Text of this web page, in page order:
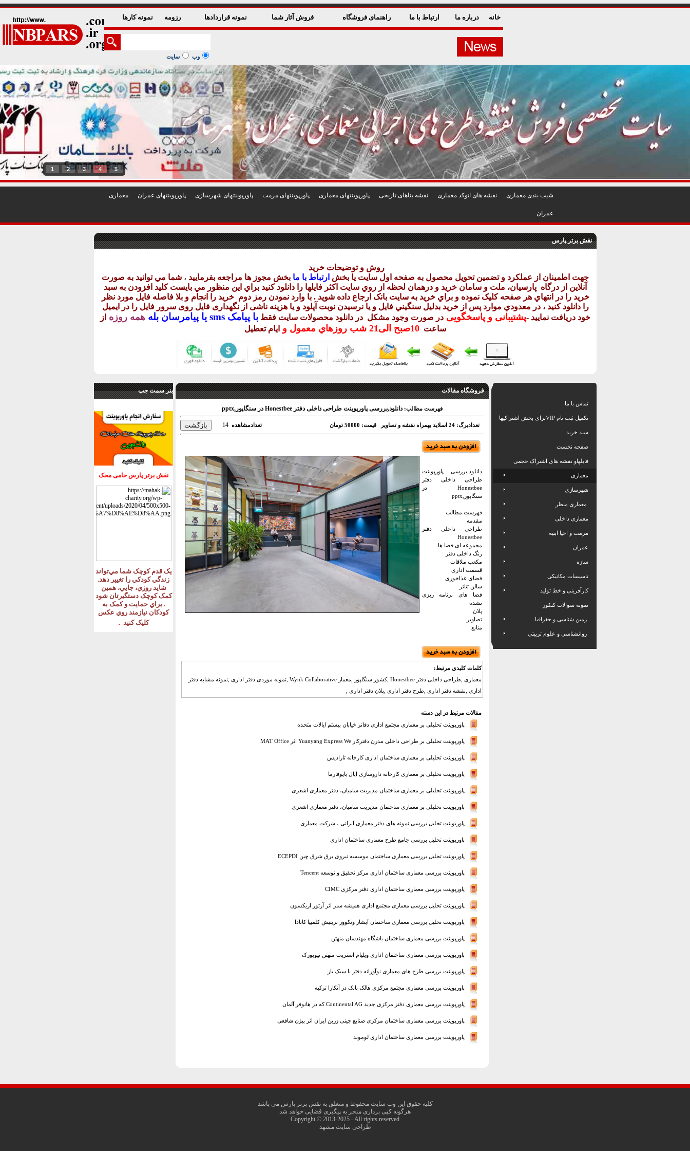
خانه درباره ما ارتباط با ما راهنمای فروشگاه فروش آثار شما نمونه قراردادها رزومه نمونه کارها
وب سایت
1 2 3 4 5
شيت بندی معماری نقشه های اتوکد معماری نقشه بناهای تاريخی پاورپوينتهای معماری پاورپوينتهای مرمت پاورپوينتهای شهرسازی پاورپوينتهای عمران معماری
عمران
نقش برتر پارس
روش و توضيحات خريد
جهت اطمينان از عملکرد و تضمين تحويل محصول به صفحه اول سايت يا بخش ارتباط با ما بخش مجوز ها مراجعه بفرماييد ، شما مي توانيد به صورت
آنلاين از درگاه پارسيان، ملت و سامان خريد و درهمان لحظه از روي سايت اکثر فايلها را دانلود کنيد براي اين منظور مي بايست کليد افزودن به سبد
خريد را در انتهاي هر صفحه کليک نموده و براي خريد به سايت بانک ارجاع داده شويد . با وارد نمودن رمز دوم خريد را انجام و بلا فاصله فايل مورد نظر
را دانلود کنيد ، در معدودي موارد پس از خريد بدليل سنگيني فايل و يا نرسيدن نوبت آپلود و يا هزينه ناشی از نگهداری فايل روی سرور فايل را در ايميل
خود دريافت نماييد -پشتيبانی و پاسخگويی در صورت وجود مشکل در دانلود محصولات سايت فقط با پيامک sms يا پيامرسان بله همه روزه از
ساعت 10صبح الی21 شب روزهاي معمول و ايام تعطيل
بنر سمت جپ
نقش برتر پارس حامی محک
يک قدم کوچک شما مي‌تواند
زندگي کودکي را تغيير دهد.
شايد روزي، جايي، همين
کمک کوچک دستگيرتان شود
. براي حمايت و کمک به
کودکان نيازمند روي عکس
کليک کنيد .
فروشگاه مقالات
فهرست مطالب: دانلود,بررسی پاورپوینت طراحی داخلی دفتر Honestbee در سنگاپور,pptx
تعدادبرگ: 24 اسلاید بهمراه نقشه و تصاویر قیمت: 50000 تومان تعدادمشاهده 14
دانلود,بررسی پاورپوینت
طراحی داخلی دفتر
Honestbee در
سنگاپور,pptx
فهرست مطالب
مقدمه
طراحی داخلی دفتر
Honestbee
مجموعه ای فضا ها
رنگ داخلی دفتر
مکعب ملاقات
قسمت اداری
فضای غذاخوری
سالن تئاتر
فضا های برنامه ریزی
نشده
پلان
تصاویر
منابع
کلمات کلیدی مرتبط:
معماری ,طراحی داخلی دفتر Honestbee ,کشور سنگاپور ,معمار Wynk Collaborative ,نمونه موردی دفتر اداری ,نمونه مشابه دفتر
اداری ,نقشه دفتر اداری ,طرح دفتر اداری ,پلان دفتر اداری ,
مقالات مرتبط در این دسته
پاورپوینت تحلیلی بر معماری مجتمع اداری دفاتر خیابان بیستم ایالات متحده
پاورپوینت تحلیلی بر طراحی داخلی مدرن دفترکار Yuanyang Express We اثر MAT Office
پاورپوینت تحلیلی بر معماری ساختمان اداری کارخانه تارادیس
پاورپوینت تحلیلی بر معماری کارخانه داروسازی اپال بایوفارما
پاورپوینت تحلیلی بر معماری ساختمان مدیریت سامیان، دفتر معماری اشعری
پاورپوینت تحلیلی بر معماری ساختمان مدیریت سامیان، دفتر معماری اشعری
پاوریوینت تحلیل بررسی نمونه های دفتر معماری ایرانی ، شرکت معماری
پاوریوینت تحلیل بررسی جامع طرح معماری ساختمان اداری
پاوریوینت تحلیل بررسی معماری ساختمان موسسه نیروی برق شرق چین ECEPDI
پاورپوینت بررسی معماری ساختمان اداری مرکز تحقیق و توسعه Tencent
پاورپوینت بررسی معماری ساختمان اداری دفتر مرکزی CIMC
پاورپوینت تحلیل بررسی معماری مجتمع اداری همیشه سبز اثر آرتور اریکسون
پاورپوینت تحلیل بررسی معماری ساختمان آبشار ونکوور بریتیش کلمبیا کانادا
پاورپوینت بررسی معماری ساختمان باشگاه مهندسان منهتن
پاورپوینت بررسی معماری ساختمان اداری ویلیام استریت منهتن نیویورک
پاورپوینت بررسی طرح های معماری نوآورانه دفتر با سبک باز
پاورپوینت بررسی معماری مجتمع مرکزی هالک بانک در آنکارا ترکیه
پاورپوینت بررسی معماری دفتر مرکزی جدید Continental AG که در هانوفر آلمان
پاورپوینت بررسی معماری ساختمان مرکزی صنایع چینی زرین ایران اثر بیژن شافعی
پاورپوینت بررسی معماری ساختمان اداری لوموند
تماس با ما
تکمیل ثبت نام VIPبرای بخش اشتراکیها
سبد خرید
صفحه نخست
فایلهاو نقشه های اشتراک حجمی
معماری
شهرسازی
معماری منظر
معماری داخلی
مرمت و احیا ابنیه
عمران
سازه
تاسیسات مکانیکی
کارآفرینی و خط تولید
نمونه سوالات کنکور
زمین شناسی و جغرافیا
روانشناسي و علوم تربيتي
کليه حقوق اين وب سايت محفوظ و متعلق به نقش برتر پارس مي باشد
هرگونه کپی برداری منجر به پیگیری قضایی خواهد شد
Copyright © 2013-2025 - All rights reserved
طراحی سایت مشهد